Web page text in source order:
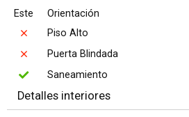
Este
Orientación
Piso Alto
Puerta Blindada
Saneamiento
Detalles interiores